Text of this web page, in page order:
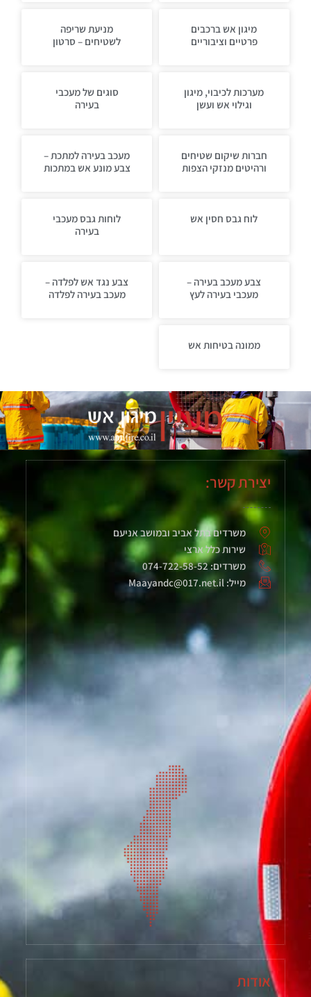
מיגון אש ברכבים
פרטיים וציבוריים
מניעת שריפה
לשטיחים – סרטון
מערכות לכיבוי, מיגון
וגילוי אש ועשן
סוגים של מעכבי
בעירה
חברות שיקום שטיחים
ורהיטים מנזקי הצפות
מעכב בעירה למתכת –
צבע מונע אש במתכות
לוח גבס חסין אש
לוחות גבס מעכבי
בעירה
צבע מעכב בעירה –
מעכבי בעירה לעץ
צבע נגד אש לפלדה –
מעכב בעירה לפלדה
ממונה בטיחות אש
יצירת קשר:
משרדים בתל אביב ובמושב אניעם
שירות כלל ארצי
משרדים: 074-722-58-52
מייל: Maayandc@017.net.il
אודות